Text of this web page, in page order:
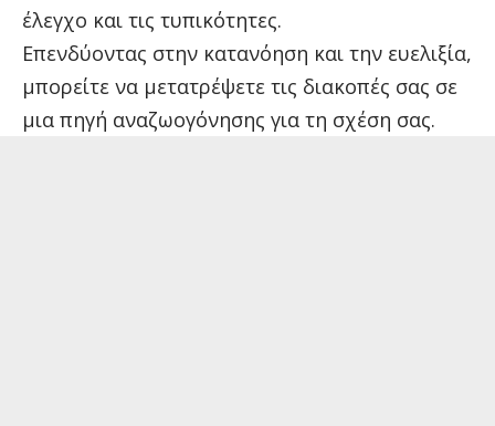
έλεγχο και τις τυπικότητες.
Επενδύοντας στην κατανόηση και την ευελιξία,
μπορείτε να μετατρέψετε τις διακοπές σας σε
μια πηγή αναζωογόνησης για τη σχέση σας.